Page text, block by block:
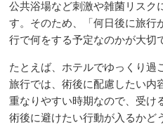
公共浴場など刺激や雑菌リスク
す。そのため、「何日後に旅行
行で何をする予定なのかが大切
たとえば、ホテルでゆっくり過
旅行では、術後に配慮したい内
重なりやすい時期なので、受け
術後に避けたい行動が入るかど